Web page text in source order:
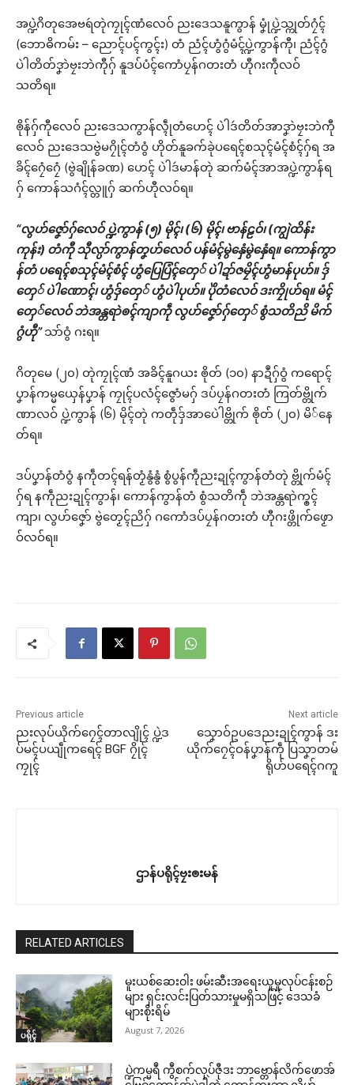
အပ္ဍဲဂိတုအေဗရဴတုဲကၠုၚ်ဏံလေဝ် ညးဒေသနူကွာန် မၞုံပ္ဍဲသ္ကုတ်ဂၠံၚ်
(ဘောဓိကမ်း – ညောၚ်ပၚ်ကွၚ်း) တံ ညံၚ်ဟွံဂွံမံၚ်ပ္ဍဲကွာန်ကီု၊ ညံၚ်ဂွံ
ပဲါတိတ်ဒၞာဲဗၠးဘဲကီုဂှ် နူဒပ်ပံၚ်ကောံပၠန်ဂတးတံ ဟီုဂးကဵုလဝ်
သတိရ။
ၜိုန်ဂှ်ကီုလေဝ် ညးဒေသကွာန်လ္ၚဵုတံဟေၚ် ပဲါဒဴတိတ်အာဒၞာဲဗၠးဘဲကီု
လေဝ် ညးဒေသဗွဲမဂၠိုၚ်တံဝွံ ဟိုတ်နူခက်ခုဲပရေၚ်စသုၚ်မံၚ်စံၚ်ဂှ်ရ အ
ခိၚ်ဂၠေံဂၠေံ (ဗွဲချိုန်ခဏ) ဟေၚ် ပဲါဒဴမာန်တုဲ ဆက်မံၚ်အာအပ္ဍဲကွာန်ရ
ဂှ် ကောန်သဂံၚ်လ္တူဂှ် ဆက်ဟီုလဝ်ရ။
“လွဟ်ဇၞော်ဂှ်လေဝ် ပ္ဍဲကွာန် (၅) မိုၚ်၊ (၆) မိုၚ်၊ ဗာန်ဠဝ်၊ (ကျွဲထိန်း
ကုန်း) တံကီု သီုလ္ပာ်ကွာန်တၞဟ်လေဝ် ပန်မံၚ်မွဲနှေံမွဲနှေံရ။ ကောန်ကွာ
န်တံ ပရေၚ်စသုၚ်မံၚ်စံၚ် ဟွံပြေပြံၚ်တှေ် ပဲါဍာ်ဇမၠိၚ်ဟွံမာန်ပုဟ်။ ဒှ်
တှေ် ပဲါဏောၚ်၊ ဟွံဒှ်တှေ် ဟွံပဲါပုဟ်။ ပိုဲတံလေဝ် ဒးကၠိုဟ်ရ။ မံၚ်
တှေ်လေဝ် ဘဲအန္တရာဲၜၚ်ကျာကဵု လွဟ်ဇၞော်ဂှ်တှေ် စွံသတိညိ မိက်
ဂွံဟီု”သာ်ဝွံ ဂးရ။
ဂိတုမေ (၂၀) တုဲကၠုၚ်ဏံ အခိၚ်နူဂယး ၜိုတ် (၁၀) နာဍဳဂှ်ဝွံ ကရောၚ်
ပၞာန်ကမ္မယှေန်ပၞာန် ကၠုၚ်ပလံၚ်ဇွောံမဂှ် ဒပ်ပၠန်ဂတးတံ ကြတ်ဗ္တိုက်
ဏာလဝ် ပ္ဍဲကွာန် (၆) မိုၚ်တုဲ ကတဵုဒှ်အာပေဲါဗ္တိုက် ၜိုတ် (၂၀) မိ်နေ
တ်ရ။
ဒပ်ပၞာန်တံဝွံ နကဵုတၚ်ရန်တၟံနွံနွံ စွံပွန်ကဵုညးဍုၚ်ကွာန်တံတုဲ ဗ္တိုက်မံၚ်
ဂှ်ရ နကဵုညးဍုၚ်ကွာန်၊ ကောန်ကွာန်တံ စွံသတိကဵု ဘဲအန္တရာဲက္ၜၚ်
ကျာ၊ လွဟ်ဇၞော် ဗွဲတၟေၚ်ညိဂှ် ဂကောံဒပ်ပၠန်ဂတးတံ ဟီုဂးဖ္တိုက်ဖၟော
ဝ်လဝ်ရ။
Previous article
ညးလုပ်ယိုက်ဂၠေၚ်တာလျိုၚ် ပ္ဍဲဒ
ပ်မၚ်ပယျဵုကရေၚ် BGF ဂၠိုၚ်
ကၠုၚ်
Next article
သၞောဝ်ဥပဒေညးဍုၚ်ကွာန် ဒး
ယိုက်ဂၠေၚ်ဝန်ပၞာန်ကဵု ပြသၞာတမ်
ရိုဟ်ပရေၚ်ဂကူ
ဌာန်ပရိုၚ်ဗၠးၜးမန်
RELATED ARTICLES
ပရိုၚ်
မူးယစ်ဆေးဝါး ဖမ်းဆီးအရေးယူမှုလုပ်ငန်းစဉ်
များ ရှင်းလင်းပြတ်သားမှုမရှိသဖြင့် ဒေသခံ
များစိုးရိမ်
August 7, 2026
ပ္ဍဲကမ္မရဳ ကွဳစက်လုပ်ဇီုဒး ဘာဗ္တောန်လိက်ဖောအ်